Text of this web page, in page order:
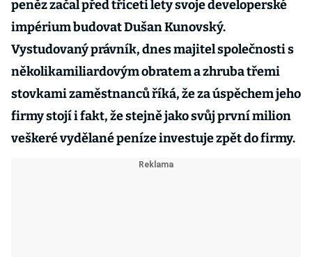
peněz začal před třiceti lety svoje developerské
impérium budovat Dušan Kunovský.
Vystudovaný právník, dnes majitel společnosti s
několikamiliardovým obratem a zhruba třemi
stovkami zaměstnanců říká, že za úspěchem jeho
firmy stojí i fakt, že stejně jako svůj první milion
veškeré vydělané peníze investuje zpět do firmy.